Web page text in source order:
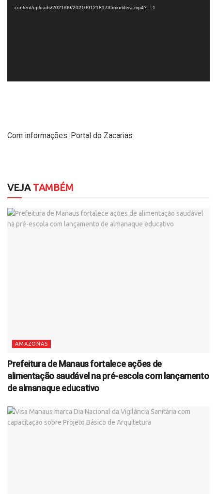
content/uploads/2021/09/20210912181735mortifera.mp4?_=1
Com informações: Portal do Zacarias
VEJATAMBÉM
AMAZONAS
Prefeitura de Manaus fortalece ações de
alimentação saudável na pré-escola com lançamento
de almanaque educativo